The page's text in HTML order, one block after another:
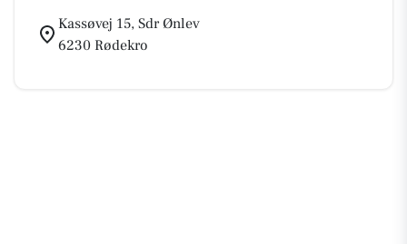
Kassøvej 15, Sdr Ønlev
6230 Rødekro